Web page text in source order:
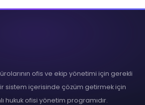
ofis ve ekip yönetimi için gerekli
sistem içerisinde çözüm getirmek için
hukuk ofisi yönetim programıdır.